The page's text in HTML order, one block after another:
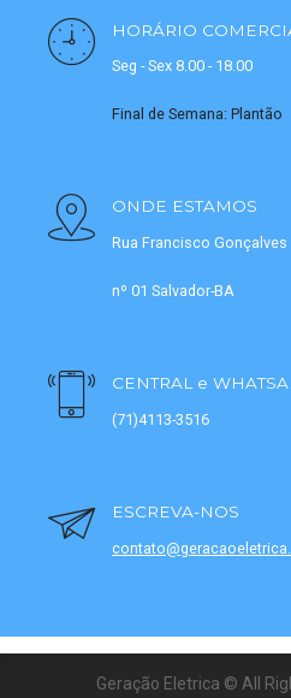
HORÁRIO
Seg - Sex 8.00 - 18.00
Final de Semana: Plantão
ONDE ESTAMOS
Rua Francisco Gonçalves
nº 01 Salvador-BA
CENTRAL e
(71)4113-3516
ESCREVA-NOS
Geração Eletrica © All